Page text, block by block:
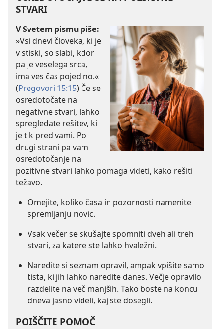
STVARI
V Svetem pismu piše:
»Vsi dnevi človeka, ki je
v stiski, so slabi, kdor
pa je veselega srca,
ima ves čas pojedino.«
(Pregovori 15:15) Če se
osredotočate na
negativne stvari, lahko
spregledate rešitev, ki
je tik pred vami. Po
drugi strani pa vam
osredotočanje na
pozitivne stvari lahko pomaga videti, kako rešiti
težavo.
Omejite, koliko časa in pozornosti namenite
spremljanju novic.
Vsak večer se skušajte spomniti dveh ali treh
stvari, za katere ste lahko hvaležni.
Naredite si seznam opravil, ampak vpišite samo
tista, ki jih lahko naredite danes. Večje opravilo
razdelite na več manjših. Tako boste na koncu
dneva jasno videli, kaj ste dosegli.
POIŠČITE POMOČ